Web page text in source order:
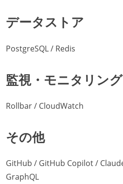
データストア
PostgreSQL / Redis
監視・モニタリング
Rollbar / CloudWatch
その他
GitHub / GitHub Copilot /
GraphQL